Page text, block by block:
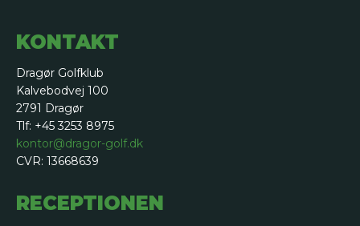
KONTAKT
Dragør Golfklub
Kalvebodvej 100
2791 Dragør
Tlf: +45 3253 8975
kontor@dragor-golf.dk
CVR: 13668639
RECEPTIONEN